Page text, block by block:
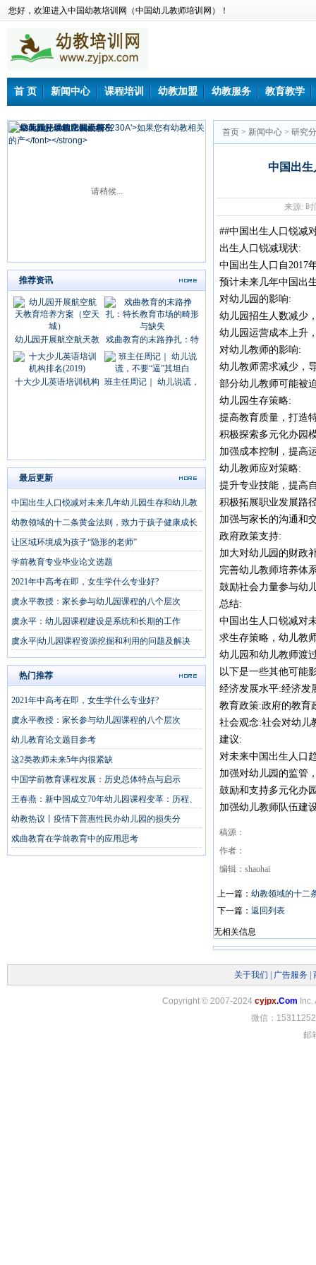
您好，欢迎进入中国幼教培训网（中国幼儿教师培训网）！
首 页 新闻中心 课程培训 幼教加盟 幼教服务 教育教学
请稍候...
推荐资讯
幼儿园开展航空航天教 戏曲教育的末路挣扎：特
十大少儿英语培训机构 班主任周记｜ 幼儿说谎，
最后更新
中国出生人口锐减对未来几年幼儿园生存和幼儿教
幼教领域的十二条黄金法则，致力于孩子健康成长
让区域环境成为孩子“隐形的老师”
学前教育专业毕业论文选题
2021年中高考在即，女生学什么专业好?
虞永平教授：家长参与幼儿园课程的八个层次
虞永平：幼儿园课程建设是系统和长期的工作
虞永平|幼儿园课程资源挖掘和利用的问题及解决
热门推荐
2021年中高考在即，女生学什么专业好?
虞永平教授：家长参与幼儿园课程的八个层次
幼儿教育论文题目参考
这2类教师未来5年内很紧缺
中国学前教育课程发展：历史总体特点与启示
王春燕：新中国成立70年幼儿园课程变革：历程、
幼教热议丨疫情下普惠性民办幼儿园的损失分
戏曲教育在学前教育中的应用思考
首页 > 新闻中心 > 研究
中国出生
来源: 时
##中国出生人口锐减
出生人口锐减现状:
中国出生人口自2017
预计未来几年中国出
对幼儿园的影响:
幼儿园招生人数减少
幼儿园运营成本上升
对幼儿教师的影响:
幼儿教师需求减少，
部分幼儿教师可能被
幼儿园生存策略:
提高教育质量，打造
积极探索多元化办园
加强成本控制，提高
幼儿教师应对策略:
提升专业技能，提高
积极拓展职业发展路
加强与家长的沟通和
政府政策支持:
加大对幼儿园的财政
完善幼儿教师培养体
鼓励社会力量参与幼
总结:
中国出生人口锐减对
求生存策略，幼儿教
幼儿园和幼儿教师渡
以下是一些其他可能
经济发展水平:经济发
教育政策:政府的教育
社会观念:社会对幼儿
建议:
对未来中国出生人口
加强对幼儿园的监管
鼓励和支持多元化办
加强幼儿教师队伍建
稿源：
作者：
编辑：shaohai
上一篇： 幼教领域的十二
下一篇： 返回列表
无相关信息
关于我们 广告服务
Copyright © 2007-2024 cyjpx.Com
微信：
邮